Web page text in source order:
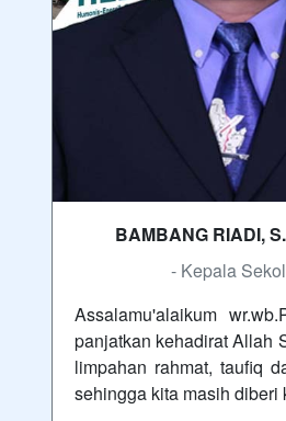
BAMBANG RIADI,
- Kepala
Assalamu'alaikum
panjatkan kehadirat Allah
limpahan rahmat, taufiq
sehingga kita masih